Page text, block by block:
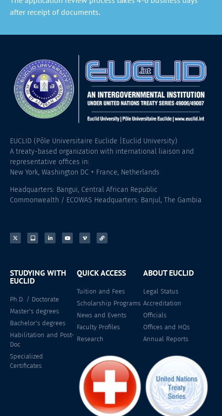
after receipt of documents.
EUCLID (Pôle Universitaire Euclide |Euclid University)
A treaty-based organization with international liaison and
representative offices in:
New York, Washington DC + France, Netherlands
Headquarters: Bangui, Central African Republic
Commonwealth / ECOWAS Headquarters: Banjul, The Gambia
STUDYING WITH
EUCLID
Ph.D. / Doctorate
Master's degrees
Bachelor's degrees
Habilitation and Post-
Doc
Specialized
Certificates
QUICK ACCESS
Tuition and Fees
Scholarship Programs
News and Events
Faculty Profiles
Research
ABOUT EUCLID
Legal Status
Accreditation
Officials
Offices and HQs
Annual Reports